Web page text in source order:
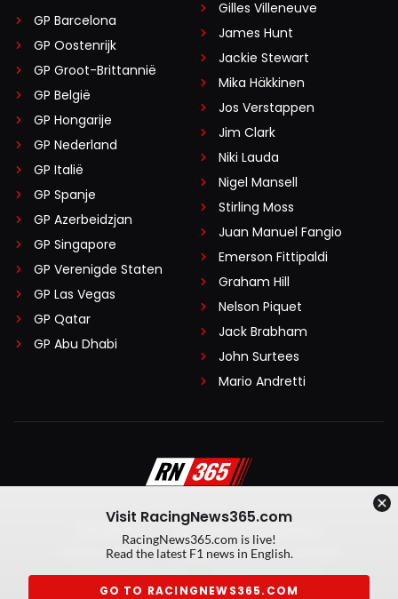
GP Barcelona
GP Oostenrijk
GP Groot-Brittannië
GP België
GP Hongarije
GP Nederland
GP Italië
GP Spanje
GP Azerbeidzjan
GP Singapore
GP Verenigde Staten
GP Las Vegas
GP Qatar
GP Abu Dhabi
Gilles Villeneuve
James Hunt
Jackie Stewart
Mika Häkkinen
Jos Verstappen
Jim Clark
Niki Lauda
Nigel Mansell
Stirling Moss
Juan Manuel Fangio
Emerson Fittipaldi
Graham Hill
Nelson Piquet
Jack Brabham
John Surtees
Mario Andretti
Algemene voorwaarden
Privacy Policy
Created by On Your Marks
Privacy manager
Kansspeluitingen
Visit RacingNews365.com
RacingNews365.com is live!
Read the latest F1 news in English.
GO TO RACINGNEWS365.COM